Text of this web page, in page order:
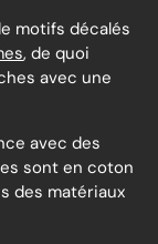
motifs décalés
, de quoi
avec une
avec des
sont en coton
des matériaux